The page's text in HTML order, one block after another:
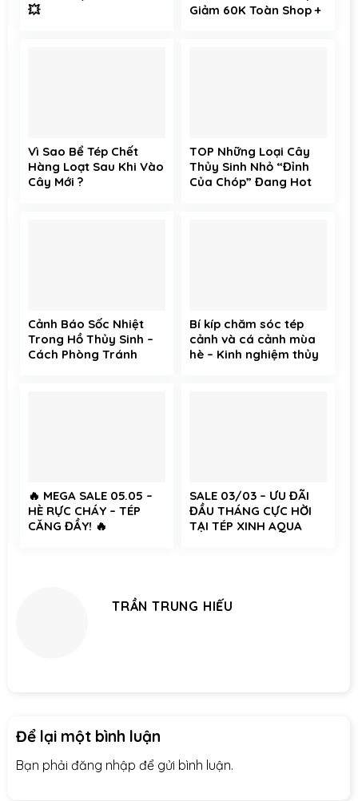
💥
Giảm 60K Toàn Shop +
Vì Sao Bể Tép Chết
Hàng Loạt Sau Khi Vào
Cây Mới ?
TOP Những Loại Cây
Thủy Sinh Nhỏ “Đỉnh
Của Chóp” Đang Hot
Cảnh Báo Sốc Nhiệt
Trong Hồ Thủy Sinh –
Cách Phòng Tránh
Bí kíp chăm sóc tép
cảnh và cá cảnh mùa
hè – Kinh nghiệm thủy
🔥 MEGA SALE 05.05 –
HÈ RỰC CHÁY – TÉP
CĂNG ĐẦY! 🔥
SALE 03/03 – ƯU ĐÃI
ĐẦU THÁNG CỰC HỜI
TẠI TÉP XINH AQUA
TRẦN TRUNG HIẾU
Để lại một bình luận
Bạn phải đăng nhập để gửi bình luận.